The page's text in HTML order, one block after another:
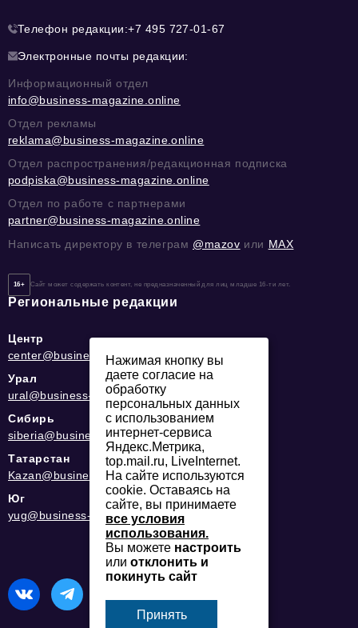
Телефон редакции:+7 495 727-01-67
Электронные почты редакции:
Информационный отдел
info@business-magazine.online
Отдел рекламы
reklama@business-magazine.online
Отдел распространения/редакционная подписка
podpiska@business-magazine.online
Отдел по работе с партнерами
partner@business-magazine.online
Написать директору в телеграм @mazov или MAX
16+ Сайт может содержать контент, не предназначенный для лиц младше 16-ти лет.
Региональные редакции
Центр
center@business-magazine.online
Урал
ural@business-magazine.online
Сибирь
siberia@business-magazine.online
Татарстан
Kazan@business-magazine.online
Юг
yug@business-magazine.online
Нажимая кнопку вы
даете согласие на
обработку
персональных данных
с использованием
интернет-сервиса
Яндекс.Метрика,
top.mail.ru, LiveInternet.
На сайте используются
cookie. Оставаясь на
сайте, вы принимаете
все условия
использования.
Вы можете настроить
или отклонить и
покинуть сайт
Принять